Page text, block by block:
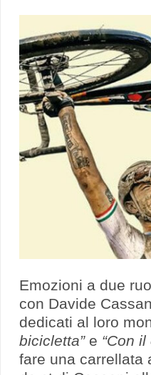
Emozioni a due
con Davide
dedicati al loro
bicicletta” e “Con
fare una carrellata